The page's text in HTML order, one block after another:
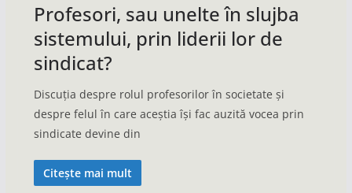
Profesori, sau unelte în slujba
sistemului, prin liderii lor de
sindicat?
Discuția despre rolul profesorilor în societate și
despre felul în care aceștia își fac auzită vocea prin
sindicate devine din
Citește mai mult